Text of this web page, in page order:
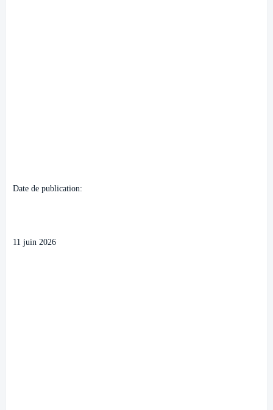
Date de publication:
11 juin 2026